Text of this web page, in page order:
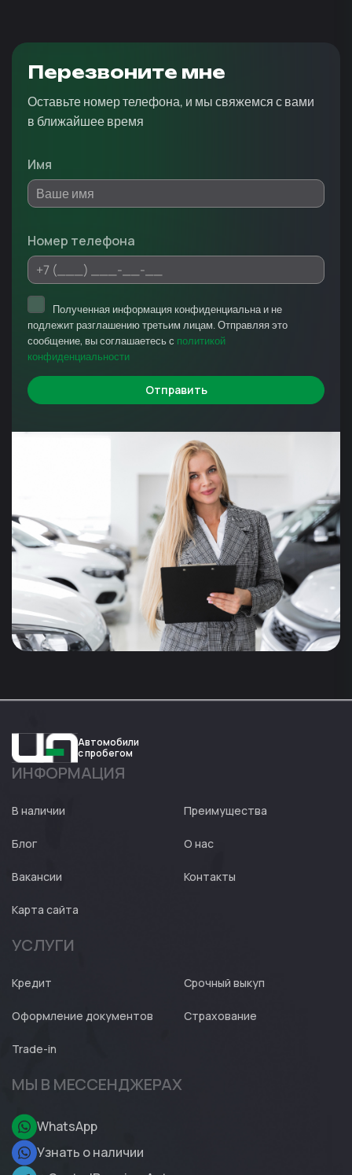
Перезвоните мне
Оставьте номер телефона, и мы свяжемся с вами
в ближайшее время
Имя
Номер телефона
Отправить
Полученная информация конфиденциальна и не
подлежит разглашению третьим лицам. Отправляя это
сообщение, вы соглашаетесь с политикой
конфиденциальности
Авто
Автомобили
с пробегом
ИНФОРМАЦИЯ
В наличии Преимущества
Блог О нас
Вакансии Контакты
Карта сайта
УСЛУГИ
Кредит Срочный выкуп
Оформление документов Страхование
Trade-in
МЫ В МЕССЕНДЖЕРАХ
WhatsApp
Узнать о наличии